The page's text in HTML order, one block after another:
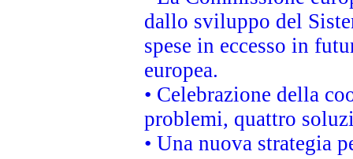
dallo sviluppo del
spese in eccesso in
europea.
• Celebrazione della
problemi, quattro
• Una nuova strategia